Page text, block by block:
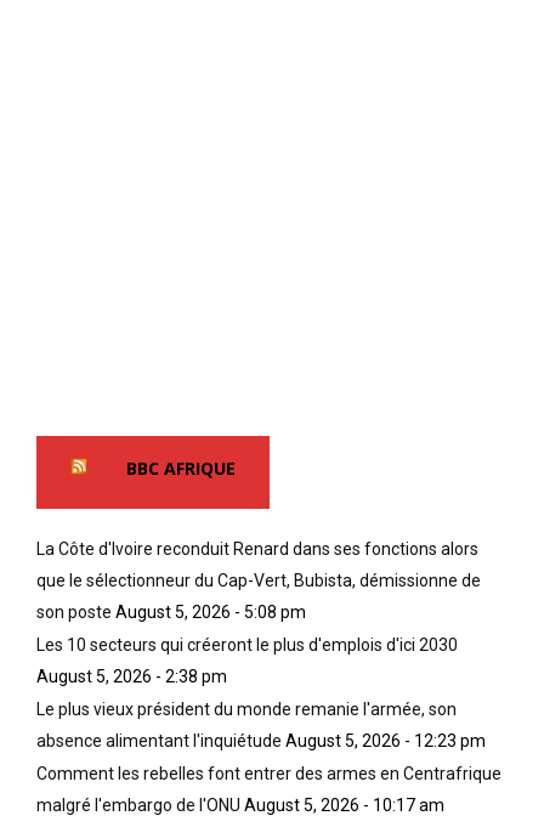
BBC AFRIQUE
La Côte d'Ivoire reconduit Renard dans ses fonctions alors
que le sélectionneur du Cap-Vert, Bubista, démissionne de
son poste August 5, 2026 - 5:08 pm
Les 10 secteurs qui créeront le plus d'emplois d'ici 2030
August 5, 2026 - 2:38 pm
Le plus vieux président du monde remanie l'armée, son
absence alimentant l'inquiétude August 5, 2026 - 12:23 pm
Comment les rebelles font entrer des armes en Centrafrique
malgré l'embargo de l'ONU August 5, 2026 - 10:17 am